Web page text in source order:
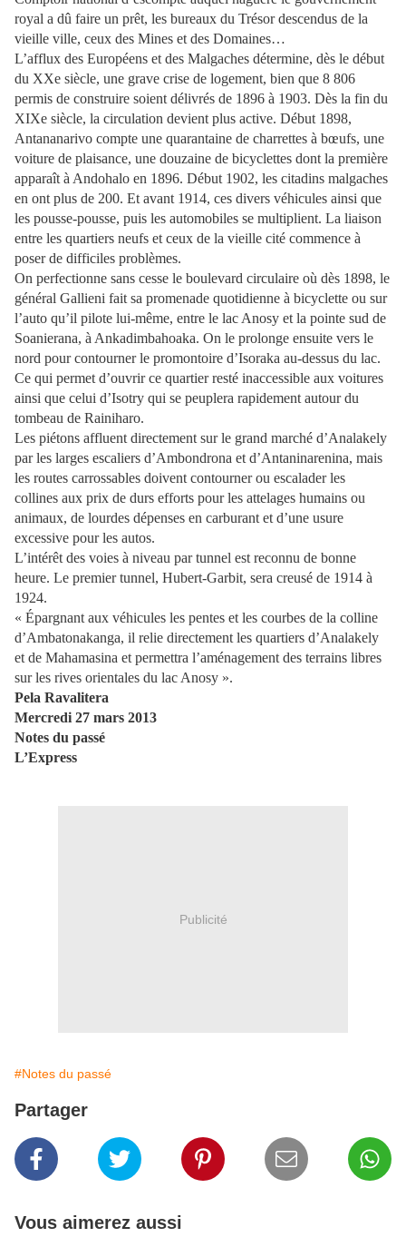
royal a dû faire un prêt, les bureaux du Trésor descendus de la
vieille ville, ceux des Mines et des Domaines…
L’afflux des Européens et des Malgaches détermine, dès le début
du XXe siècle, une grave crise de logement, bien que 8 806
permis de construire soient délivrés de 1896 à 1903. Dès la fin du
XIXe siècle, la circulation devient plus active. Début 1898,
Antananarivo compte une quarantaine de charrettes à bœufs, une
voiture de plaisance, une douzaine de bicyclettes dont la première
apparaît à Andohalo en 1896. Début 1902, les citadins malgaches
en ont plus de 200. Et avant 1914, ces divers véhicules ainsi que
les pousse-pousse, puis les automobiles se multiplient. La liaison
entre les quartiers neufs et ceux de la vieille cité commence à
poser de difficiles problèmes.
On perfectionne sans cesse le boulevard circulaire où dès 1898, le
général Gallieni fait sa promenade quotidienne à bicyclette ou sur
l’auto qu’il pilote lui-même, entre le lac Anosy et la pointe sud de
Soanierana, à Ankadim­bahoaka. On le prolonge ensuite vers le
nord pour contourner le promontoire d’Isoraka au-dessus du lac.
Ce qui permet d’ouvrir ce quartier resté inaccessible aux voitures
ainsi que celui d’Isotry qui se peuplera rapidement autour du
tombeau de Rainiharo.
Les piétons affluent directement sur le grand marché d’Analakely
par les larges escaliers d’Ambondrona et d’Antani­narenina, mais
les routes carrossables doivent contourner ou escalader les
collines aux prix de durs efforts pour les attelages humains ou
animaux, de lourdes dépenses en carburant et d’une usure
excessive pour les autos.
L’intérêt des voies à niveau par tunnel est reconnu de bonne
heure. Le premier tunnel, Hubert-Garbit, sera creusé de 1914 à
1924.
« Épargnant aux véhicules les pentes et les courbes de la colline
d’Ambato­nakanga, il relie directement les quartiers d’Analakely
et de Mahamasina et permettra l’aménagement des terrains libres
sur les rives orientales du lac Anosy ».
Pela Ravalitera
Mercredi 27 mars 2013
Notes du passé
L’Express
Publicité
#Notes du passé
Partager
Vous aimerez aussi